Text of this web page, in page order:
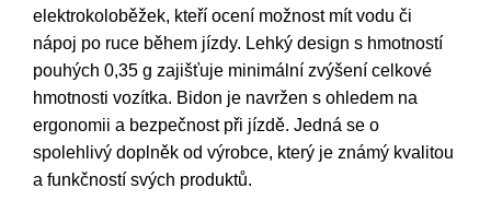
elektrokoloběžek, kteří ocení možnost mít vodu či
nápoj po ruce během jízdy. Lehký design s hmotností
pouhých 0,35 g zajišťuje minimální zvýšení celkové
hmotnosti vozítka. Bidon je navržen s ohledem na
ergonomii a bezpečnost při jízdě. Jedná se o
spolehlivý doplněk od výrobce, který je známý kvalitou
a funkčností svých produktů.